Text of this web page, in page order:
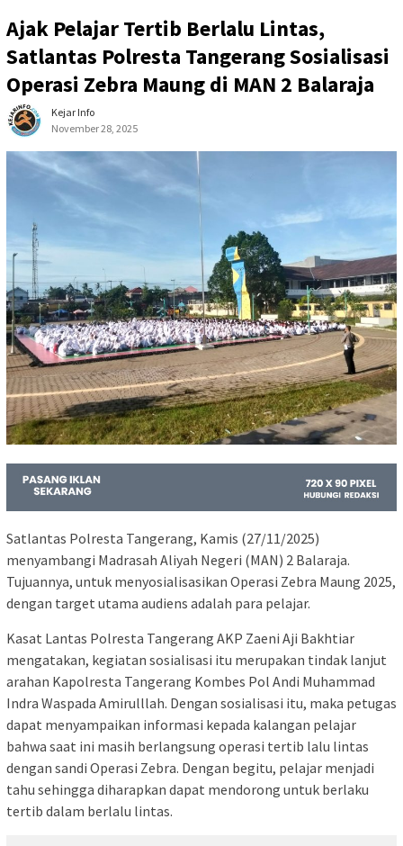
Ajak Pelajar Tertib Berlalu Lintas,
Satlantas Polresta Tangerang Sosialisasi
Operasi Zebra Maung di MAN 2 Balaraja
Kejar Info
November 28, 2025
Satlantas Polresta Tangerang, Kamis (27/11/2025)
menyambangi Madrasah Aliyah Negeri (MAN) 2 Balaraja.
Tujuannya, untuk menyosialisasikan Operasi Zebra Maung 2025,
dengan target utama audiens adalah para pelajar.
Kasat Lantas Polresta Tangerang AKP Zaeni Aji Bakhtiar
mengatakan, kegiatan sosialisasi itu merupakan tindak lanjut
arahan Kapolresta Tangerang Kombes Pol Andi Muhammad
Indra Waspada Amirulllah. Dengan sosialisasi itu, maka petugas
dapat menyampaikan informasi kepada kalangan pelajar
bahwa saat ini masih berlangsung operasi tertib lalu lintas
dengan sandi Operasi Zebra. Dengan begitu, pelajar menjadi
tahu sehingga diharapkan dapat mendorong untuk berlaku
tertib dalam berlalu lintas.